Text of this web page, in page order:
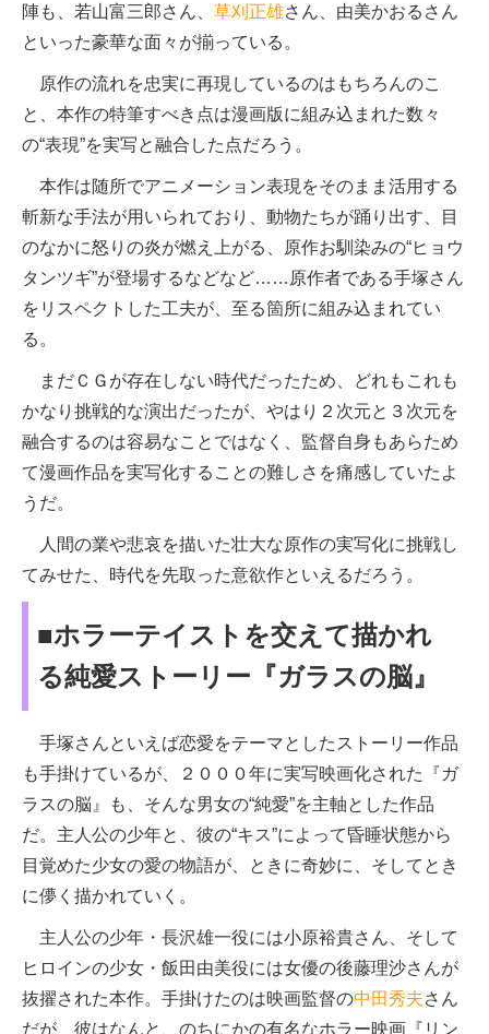
陣も、若山富三郎さん、 草刈正雄さん、由美かおるさん
といった豪華な面々が揃っている。
原作の流れを忠実に再現しているのはもちろんのこ
と、本作の特筆すべき点は漫画版に組み込まれた数々
の“表現”を実写と融合した点だろう。
本作は随所でアニメーション表現をそのまま活用する
斬新な手法が用いられており、動物たちが踊り出す、目
のなかに怒りの炎が燃え上がる、原作お馴染みの“ヒョウ
タンツギ”が登場するなどなど……原作者である手塚さん
をリスペクトした工夫が、至る箇所に組み込まれてい
る。
まだＣＧが存在しない時代だったため、どれもこれも
かなり挑戦的な演出だったが、やはり２次元と３次元を
融合するのは容易なことではなく、監督自身もあらため
て漫画作品を実写化することの難しさを痛感していたよ
うだ。
人間の業や悲哀を描いた壮大な原作の実写化に挑戦し
てみせた、時代を先取った意欲作といえるだろう。
■ホラーテイストを交えて描かれ
る純愛ストーリー『ガラスの脳』
手塚さんといえば恋愛をテーマとしたストーリー作品
も手掛けているが、２０００年に実写映画化された『ガ
ラスの脳』も、そんな男女の“純愛”を主軸とした作品
だ。主人公の少年と、彼の“キス”によって昏睡状態から
目覚めた少女の愛の物語が、ときに奇妙に、そしてとき
に儚く描かれていく。
主人公の少年・長沢雄一役には小原裕貴さん、そして
ヒロインの少女・飯田由美役には女優の後藤理沙さんが
抜擢された本作。手掛けたのは映画監督の中田秀夫さん
だが、彼はなんと、のちにかの有名なホラー映画『リン